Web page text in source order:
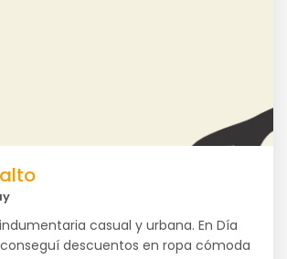
casual y urbana. En Día
descuentos en ropa cómoda